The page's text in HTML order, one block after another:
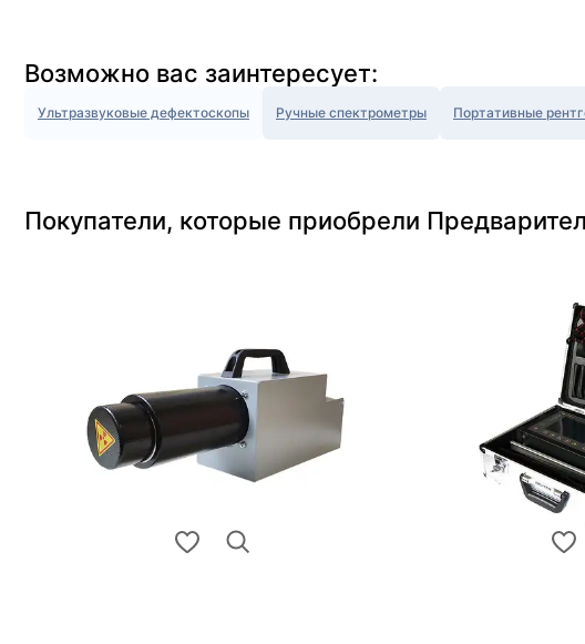
Возможно вас заинтересует:
Ультразвуковые дефектоскопы Ручные спектрометры Портативные
Покупатели, которые приобрели